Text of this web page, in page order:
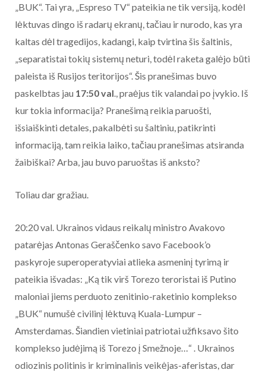
„BUK“. Tai yra, „Espreso TV“ pateikia ne tik versiją, kodėl
lėktuvas dingo iš radarų ekranų, tačiau ir nurodo, kas yra
kaltas dėl tragedijos, kadangi, kaip tvirtina šis šaltinis,
„separatistai tokių sistemų neturi, todėl raketa galėjo būti
paleista iš Rusijos teritorijos“. Šis pranešimas buvo
paskelbtas jau 17:50 val ., praėjus tik valandai po įvykio. Iš
kur tokia informacija? Pranešimą reikia paruošti,
išsiaiškinti detales, pakalbėti su šaltiniu, patikrinti
informaciją, tam reikia laiko, tačiau pranešimas atsiranda
žaibiškai? Arba, jau buvo paruoštas iš anksto?
Toliau dar gražiau.
20:20 val. Ukrainos vidaus reikalų ministro Avakovo
patarėjas Antonas Geraščenko savo Facebook’o
paskyroje superoperatyviai atlieka asmeninį tyrimą ir
pateikia išvadas: „Ką tik virš Torezo teroristai iš Putino
maloniai jiems perduoto zenitinio-raketinio komplekso
„BUK“ numušė civilinį lėktuvą Kuala-Lumpur –
Amsterdamas. Šiandien vietiniai patriotai užfiksavo šito
komplekso judėjimą iš Torezo į Smežnoje…“ . Ukrainos
odiozinis politinis ir kriminalinis veikėjas-aferistas, dar